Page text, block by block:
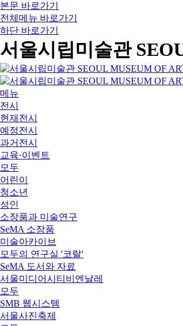
본문 바로가기
전체메뉴 바로가기
하단 바로가기
서울시립미술관
메뉴
전시
현재전시
예정전시
과거전시
교육·이벤트
모두
어린이
청소년
성인
소장품과 미술연구
SeMA 소장품
미술아카이브
모두의 연구실 '코랄'
SeMA 도서와 자료
서울미디어시티비엔날레
모두
SMB 웹시스템
서울사진축제